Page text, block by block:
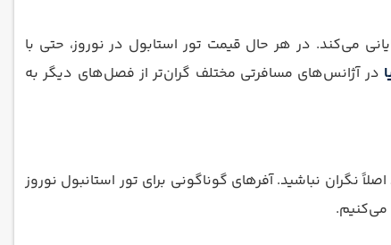
ایرانی و کوتاه کردن زمان اقامت در استانبول به کاهش قیمت تور استانبول نوروز 1405 کمک شایانی می‌کند. در هر حال قیمت تور استابول در نوروز، حتی با
در آژانس‌های مسافرتی مختلف گران‌تر از فصل‌های دیگر به
نباشید. آفرهای گوناگونی برای تور استانبول نوروز